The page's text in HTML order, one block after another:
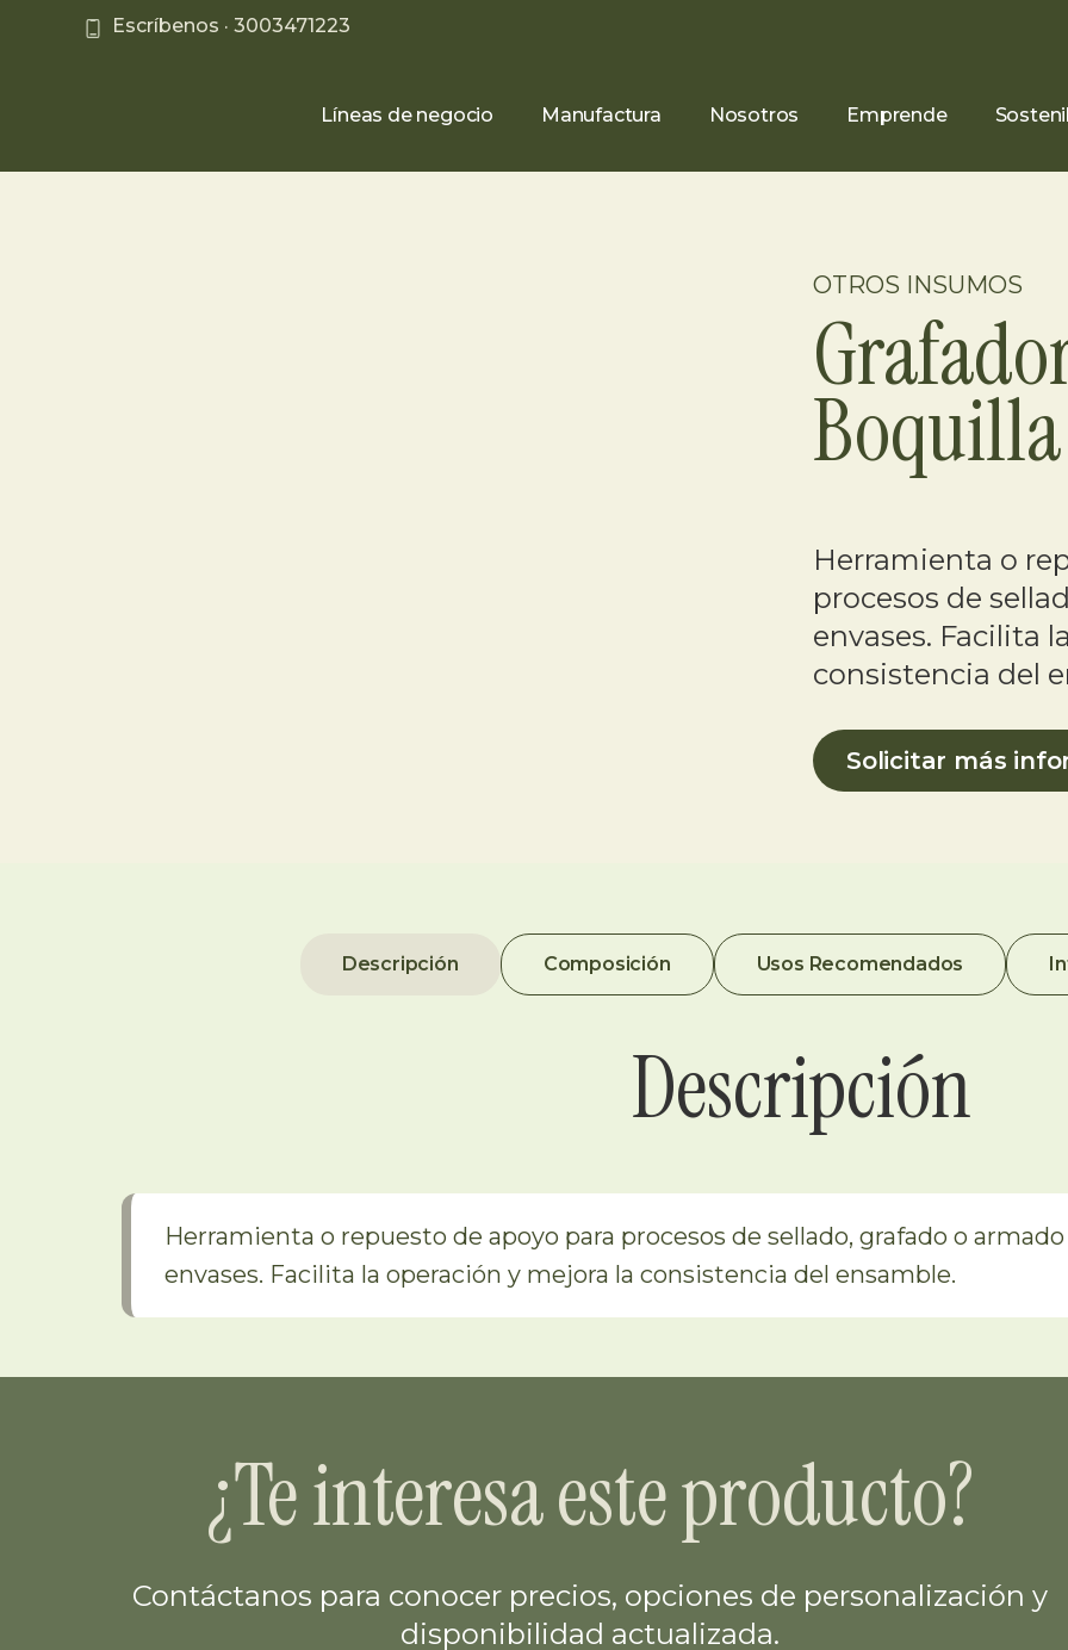
Escríbenos · 3003471223
Líneas de negocio Manufactura Nosotros Emprende
OTROS INSUMOS
Boquilla
Herramienta o
procesos de
envases. Facilita
consistencia del
Solicitar más
Descripción Composición Usos Recomendados
Descripción
Herramienta o repuesto de apoyo para procesos de sellado, grafado o
envases. Facilita la operación y mejora la consistencia del ensamble.
¿Te interesa este producto?
Contáctanos para conocer precios, opciones de personalización y
disponibilidad actualizada.